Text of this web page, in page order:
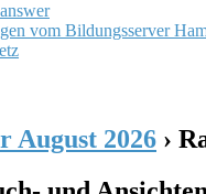
vom Bildungsserver
August 2026 ›